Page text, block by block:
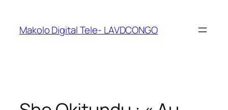
Makolo Digital Tele- LAVDCONGO